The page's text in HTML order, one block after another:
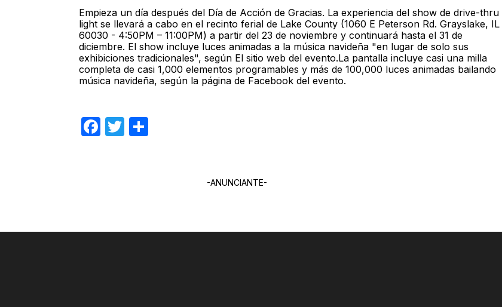
Empieza un día después del Día de Acción de Gracias. La experiencia del show de drive-thru
light se llevará a cabo en el recinto ferial de Lake County (1060 E Peterson Rd. Grayslake, IL
60030 - 4:50PM – 11:00PM) a partir del 23 de noviembre y continuará hasta el 31 de
diciembre. El show incluye luces animadas a la música navideña "en lugar de solo sus
exhibiciones tradicionales", según El sitio web del evento.La pantalla incluye casi una milla
completa de casi 1,000 elementos programables y más de 100,000 luces animadas bailando
música navideña, según la página de Facebook del evento.
Facebook
Twitter
-ANUNCIANTE-